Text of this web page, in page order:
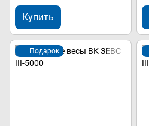
Купить
Подарок